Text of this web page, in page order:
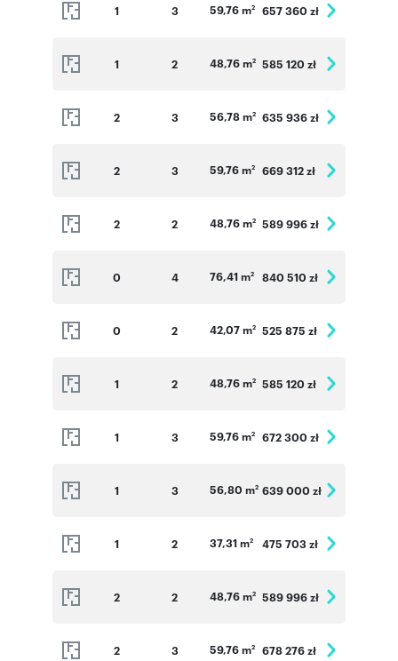
1 3 59,76 m2 657 360 zł
1 2 48,76 m2 585 120 zł
2 3 56,78 m2 635 936 zł
2 3 59,76 m2 669 312 zł
2 2 48,76 m2 589 996 zł
0 4 76,41 m2 840 510 zł
0 2 42,07 m2 525 875 zł
1 2 48,76 m2 585 120 zł
1 3 59,76 m2 672 300 zł
1 3 56,80 m2 639 000 zł
1 2 37,31 m2 475 703 zł
2 2 48,76 m2 589 996 zł
2 3 59,76 m2 678 276 zł